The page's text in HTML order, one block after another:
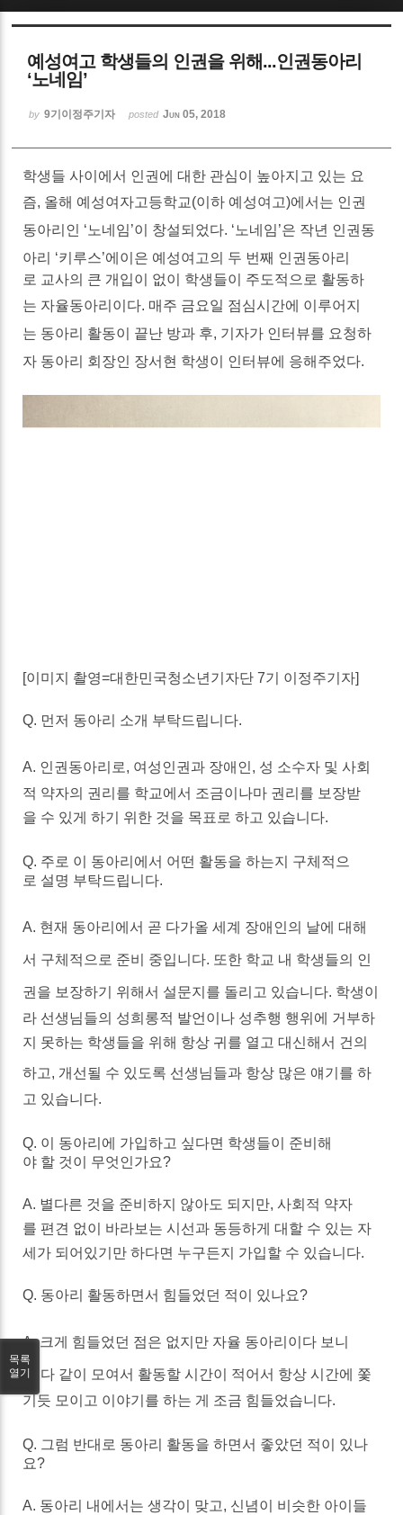
예성여고 학생들의 인권을 위해...인권동아리
‘노네임’
by 9기이정주기자 posted Jun 05, 2018
학생들 사이에서 인권에 대한 관심이 높아지고 있는 요
즘, 올해 예성여자고등학교(이하 예성여고)에서는 인권
동아리인
‘ 노네임’이 창설되었다. ‘ 노네임’은 작년 인권동
아리 ‘키루스’에 이은 예성여고의 두 번째 인권동아리
로 교사의 큰 개입이 없이 학생들이 주도적으로 활동하
는 자율동아리이다. 매주 금요일 점심시간에 이루어지
는 동아리 활동이 끝난 방과 후, 기자가 인터뷰를 요청하
자 동아리 회장인 장서현 학생이 인터뷰에 응해주었다.
[이미지 촬영=대한민국청소년기자단7기 이정주기자]
Q. 먼저 동아리 소개 부탁드립니다.
A. 인권동아리로, 여성인권과 장애인 , 성 소수자 및 사회
적 약자의 권리를 학교에서 조금이나마 권리를 보장받
을 수 있게 하기 위한 것을 목표로 하고 있습니다.
Q. 주로 이 동아리에서 어떤 활동을 하는지
구체적으
로 설명 부탁드립니다.
A. 현재 동아리에서 곧 다가올 세계 장애인의 날에 대해
서 구체적으로 준비 중입니다. 또한 학교 내 학생들의 인
권을 보장하기 위해서 설문지를 돌리고 있습니다. 학생이
라 선생님들의 성희롱적 발언이나 성추행 행위에 거부하
지
못하는 학생들을 위해 항상 귀를 열고 대신해서 건의
하고, 개선될 수 있도록 선생님들과 항상 많은 얘기를 하
고 있습니다.
Q. 이 동아리에 가입하고 싶다면 학생들이
준비해
야 할 것이 무엇인가요?
A. 별다른 것을 준비하지 않아도 되지만, 사회적 약자
를 편견 없이 바라보는시선과 동등하게 대할 수 있는 자
세가 되어있기만 하다면 누구든지 가입할 수 있습니다.
Q. 동아리 활동하면서 힘들었던 적이 있나요?
A. 크게 힘들었던 점은 없지만 자율 동아리이다 보니
까 다 같이 모여서 활동할시간이 적어서 항상 시간에 쫓
기듯 모이고 이야기를 하는 게 조금 힘들었습니다.
Q. 그럼 반대로 동아리 활동을 하면서 좋았던 적이
있나
요?
A. 동아리 내에서는 생각이 맞고, 신념이 비슷한 아이들
목록
열기
Sketchbook5, 스케치북5
Sketchbook5, 스케치북5